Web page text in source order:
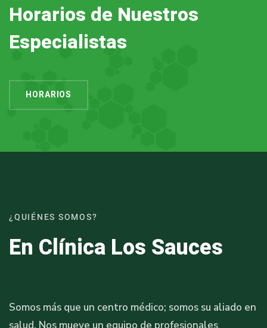
Horarios de Nuestros
Especialistas
HORARIOS
¿QUIÉNES SOMOS?
En Clínica Los Sauces
Somos más que un centro médico; somos su aliado en